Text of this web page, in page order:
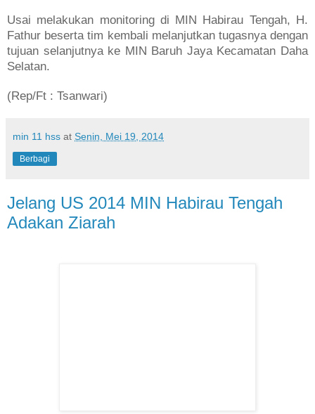
Usai melakukan monitoring di MIN Habirau Tengah, H.
Fathur beserta tim kembali melanjutkan tugasnya dengan
tujuan selanjutnya ke MIN Baruh Jaya Kecamatan Daha
Selatan.
(Rep/Ft : Tsanwari)
min 11 hss at Senin, Mei 19, 2014
Berbagi
Jelang US 2014 MIN Habirau Tengah
Adakan Ziarah